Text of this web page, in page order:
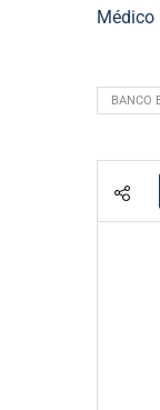
Médico
BANCO